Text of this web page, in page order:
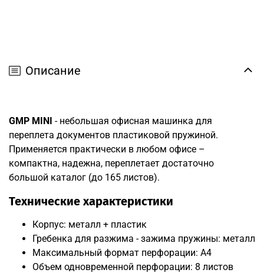
Описание
GMP MINI - небольшая офисная машинка для
переплета документов пластиковой пружиной.
Применяется практически в любом офисе –
компактна, надежна, переплетает достаточно
большой каталог (до 165 листов).
Технические характеристики
Корпус: металл + пластик
Гребенка для разжима - зажима пружины: металл
Максимальный формат перфорации: А4
Объем одновременной перфорации: 8 листов